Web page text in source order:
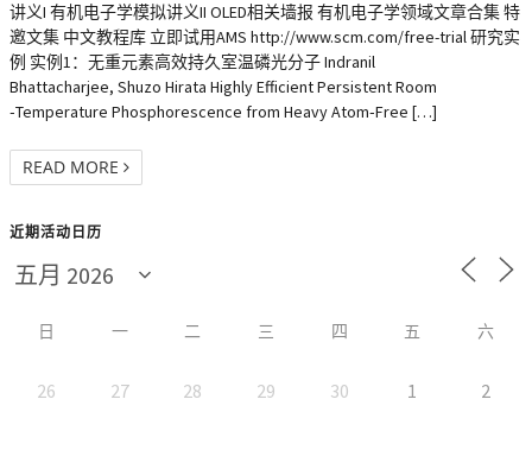
讲义I 有机电子学模拟讲义II OLED相关墙报 有机电子学领域文章合集 特
邀文集 中文教程库 立即试用AMS http://www.scm.com/free-trial 研究实
例 实例1：无重元素高效持久室温磷光分子 Indranil
Bhattacharjee, Shuzo Hirata Highly Efficient Persistent Room
‐Temperature Phosphorescence from Heavy Atom‐Free […]
READ MORE
近期活动日历
日 一 二 三 四 五 六
26 27 28 29 30 1 2